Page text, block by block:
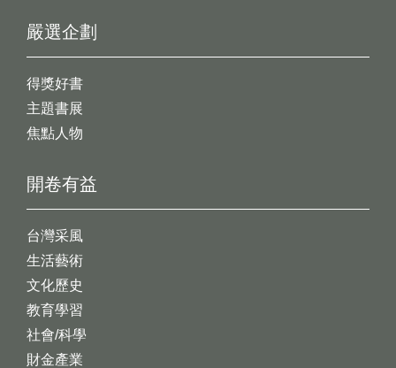
開卷有益
台灣采風
生活藝術
文化歷史
教育學習
社會/科學
財金產業
嚴選企劃
得獎好書
主題書展
焦點人物